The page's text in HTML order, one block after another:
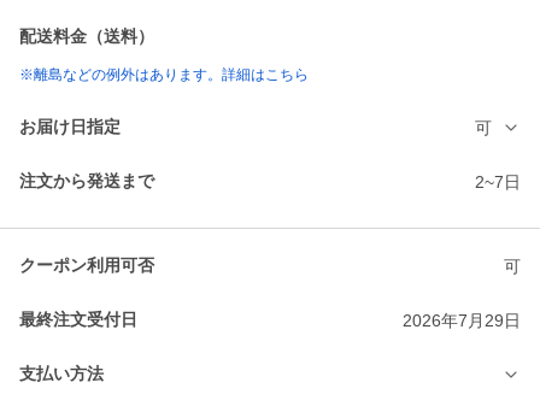
配送料金（送料）
※離島などの例外はあります。詳細はこちら
お届け日指定 可
注文から発送まで 2~7日
クーポン利用可否 可
最終注文受付日 2026年7月29日
支払い方法